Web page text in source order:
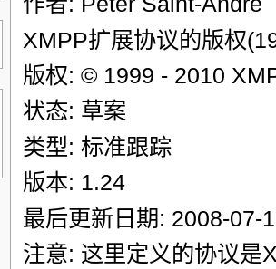
XMPP扩展协议的版权
版权: © 1999 - 2010
状态: 草案
类型: 标准跟踪
版本: 1.24
最后更新日期: 2008-07-
注意: 这里定义的协议是